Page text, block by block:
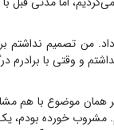
من تصمیم نداشتم
و وقتی با برادرم
سر همان موضوع با هم
مشروب خورده